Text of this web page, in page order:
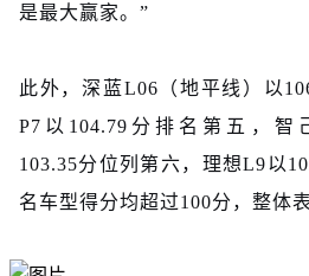
是最大赢家。”
此外，深蓝L06（地平线）以
P7以104.79分排名第五，智
103.35分位列第六，理想L9以
名车型得分均超过100分，整体